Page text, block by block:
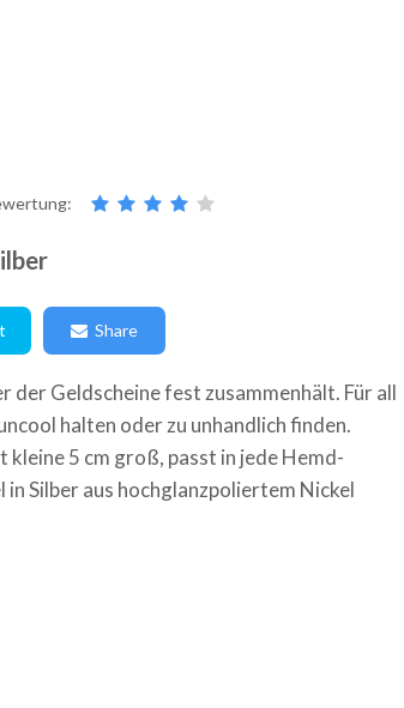
Share
der Geldscheine fest zusammenhält. Für all
halten oder zu unhandlich finden.
kleine 5 cm groß, passt in jede Hemd-
Silber aus hochglanzpoliertem Nickel